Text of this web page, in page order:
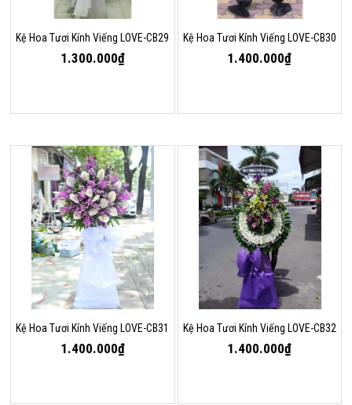
Kệ Hoa Tươi Kính Viếng LOVE-CB29
1.300.000₫
Kệ Hoa Tươi Kính Viếng LOVE-CB30
1.400.000₫
Kệ Hoa Tươi Kính Viếng LOVE-CB31
1.400.000₫
Kệ Hoa Tươi Kính Viếng LOVE-CB32
1.400.000₫